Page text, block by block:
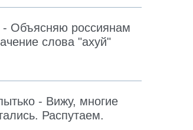
Объясняю россиянам
слова "ахуй"
- Вижу, многие
Распутаем.